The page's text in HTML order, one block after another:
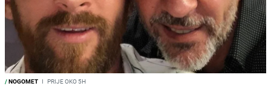
/NOGOMET I PRIJE OKO 5H